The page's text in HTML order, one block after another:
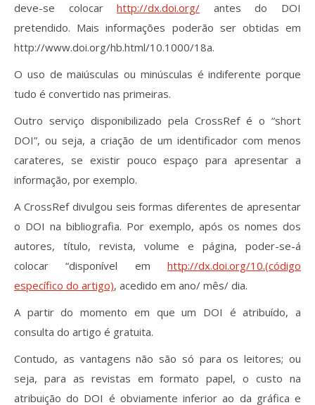
deve-se colocarhttp://dx.doi.org/ antes do DOI
pretendido. Mais informações poderão ser obtidas em
http://www.doi.org/hb.html/10.1000/18a.
O uso de maiúsculas ou minúsculas é indiferente porque
tudo é convertido nas primeiras.
Outro serviço disponibilizado pela CrossRef é o “short
DOI”, ou seja, a criação de um identificador com menos
carateres, se existir pouco espaço para apresentar a
informação, por exemplo.
A CrossRef divulgou seis formas diferentes de apresentar
o DOI na bibliografia. Por exemplo, após os nomes dos
autores, título, revista, volume e página, poder-se-á
colocar “disponível em http://dx.doi.org/10.(código
específico do artigo), acedido em ano/ mês/ dia.
A partir do momento em que um DOI é atribuído, a
consulta do artigo é gratuita.
Contudo, as vantagens não são só para os leitores; ou
seja, para as revistas em formato papel, o custo na
atribuição do DOI é obviamente inferior ao da gráfica e